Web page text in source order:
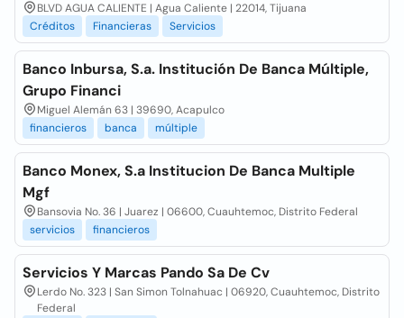
BLVD AGUA CALIENTE | Agua Caliente | 22014, Tijuana
Créditos
Financieras Servicios
Banco Inbursa, S.a. Institución De Banca Múltiple,
Grupo Financi
Miguel Alemán 63 | 39690, Acapulco
financieros
banca múltiple
Banco Monex, S.a Institucion De Banca Multiple
Mgf
Bansovia No. 36 | Juarez | 06600, Cuauhtemoc, Distrito Federal
servicios
financieros
Servicios Y Marcas Pando Sa De Cv
Lerdo No. 323 | San Simon Tolnahuac | 06920, Cuauhtemoc, Distrito
Federal